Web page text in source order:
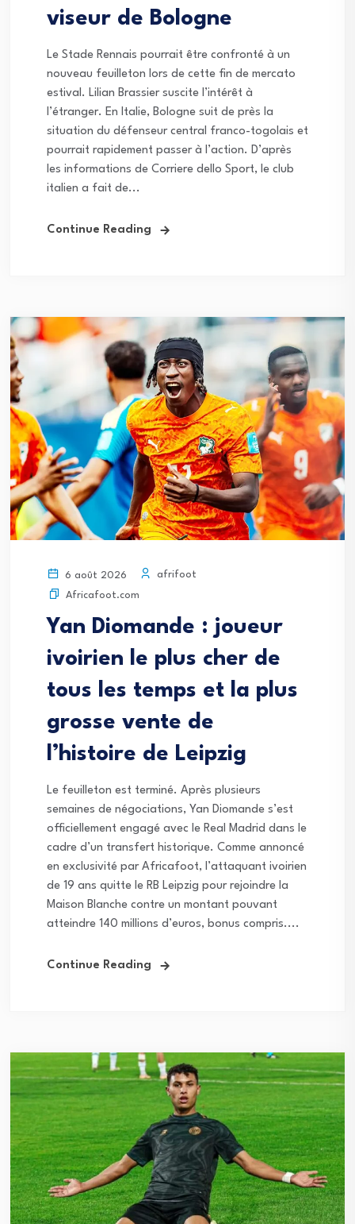
viseur de Bologne
Le Stade Rennais pourrait être confronté à un
nouveau feuilleton lors de cette fin de mercato
estival. Lilian Brassier suscite l’intérêt à
l’étranger. En Italie, Bologne suit de près la
situation du défenseur central franco-togolais et
pourrait rapidement passer à l’action. D’après
les informations de Corriere dello Sport, le club
italien a fait de...
Continue Reading
6 août 2026
afrifoot
Africafoot.com
Yan Diomande : joueur
ivoirien le plus cher de
tous les temps et la plus
grosse vente de
l’histoire de Leipzig
Le feuilleton est terminé. Après plusieurs
semaines de négociations, Yan Diomande s’est
officiellement engagé avec le Real Madrid dans le
cadre d’un transfert historique. Comme annoncé
en exclusivité par Africafoot, l’attaquant ivoirien
de 19 ans quitte le RB Leipzig pour rejoindre la
Maison Blanche contre un montant pouvant
atteindre 140 millions d’euros, bonus compris....
Continue Reading